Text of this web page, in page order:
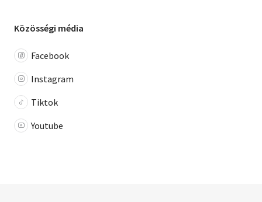
Közösségi média
Facebook
Instagram
Tiktok
Youtube